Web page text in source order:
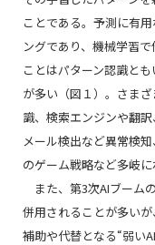
ことである。予測に有
ングであり、機械学習
ことはパターン認識と
が多い（図１）。さま
識、検索エンジンや翻
メール検出など異常検
のゲーム戦略など多岐に
また、第3次AIブーム
併用されることが多い
補助や代替となる“弱い